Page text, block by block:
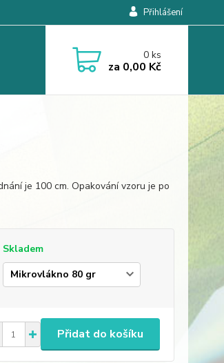
Přihlášení
0ks
za 0,00 Kč
je 100 cm. Opakování vzoru je po
Skladem
Přidat do košíku